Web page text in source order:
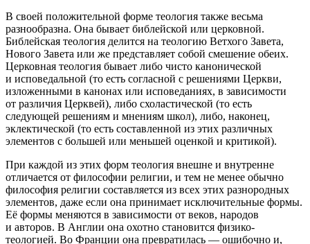
В своей положительной форме теология также весьма
разнообразна. Она бывает библейской или церковной.
Библейская теология делится на теологию Ветхого Завета,
Нового Завета или же представляет собой смешение обеих.
Церковная теология бывает либо чисто канонической
и исповедальной (то есть согласной с решениями Церкви,
изложенными в канонах или исповеданиях, в зависимости
от различия Церквей), либо схоластической (то есть
следующей решениям и мнениям школ), либо, наконец,
эклектической (то есть составленной из этих различных
элементов с большей или меньшей оценкой и критикой).
При каждой из этих форм теология внешне и внутренне
отличается от философии религии, и тем не менее обычно
философия религии составляется из всех этих разнородных
элементов, даже если она принимает исключительные формы.
Её формы меняются в зависимости от веков, народов
и авторов. В Англии она охотно становится физико-
теологией. Во Франции она превратилась — ошибочно и,